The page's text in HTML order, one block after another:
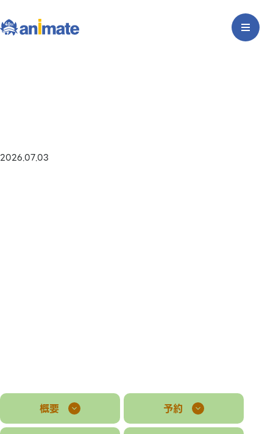
2026.07.03
概要 予約